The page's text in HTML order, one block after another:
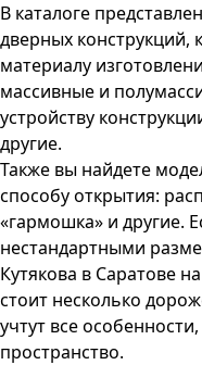
В каталоге
дверных конструкций,
материалу
массивные и
устройству
другие.
Также вы найдете
способу открытия:
«гармошка» и другие.
нестандартными
Кутякова в Саратове
стоит несколько
учтут все
пространство.